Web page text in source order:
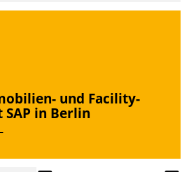
und Facility-
in Berlin